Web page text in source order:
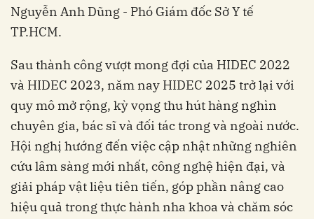
Nguyễn Anh Dũng - Phó Giám đốc Sở Y tế
TP.HCM.
Sau thành công vượt mong đợi của HIDEC 2022
và HIDEC 2023, năm nay HIDEC 2025 trở lại với
quy mô mở rộng, kỳ vọng thu hút hàng nghìn
chuyên gia, bác sĩ và đối tác trong và ngoài nước.
Hội nghị hướng đến việc cập nhật những nghiên
cứu lâm sàng mới nhất, công nghệ hiện đại, và
giải pháp vật liệu tiên tiến, góp phần nâng cao
hiệu quả trong thực hành nha khoa và chăm sóc